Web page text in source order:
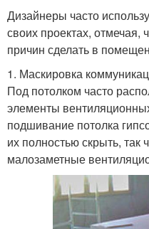
Дизайнеры часто
своих проектах, отмечая,
причин сделать в
1. Маскировка
Под потолком часто
элементы
подшивание потолка
их полностью скрыть, так
малозаметные